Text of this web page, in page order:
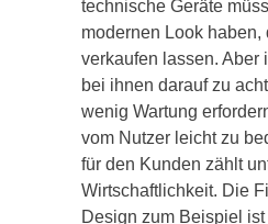
technische Geräte
modernen Look haben,
verkaufen lassen. Aber
bei ihnen darauf zu
wenig Wartung
vom Nutzer leicht zu
für den Kunden zählt
Wirtschaftlichkeit. Die
Design zum Beispiel